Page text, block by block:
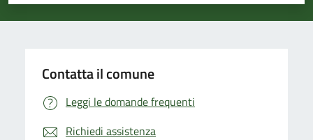
Contatta il comune
Leggi le domande frequenti
Richiedi assistenza